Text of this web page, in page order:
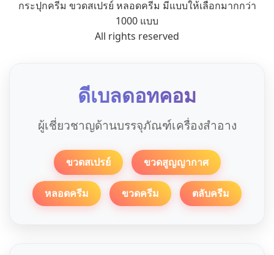
กระปุกครีม ขวดสเปรย์ หลอดครีม มีแบบให้เลือกมากกว่า
1000 แบบ
All rights reserved
ดีเบลดอทคอม
ผู้เชี่ยวชาญด้านบรรจุภัณฑ์เครื่องสำอาง
ขวดสเปรย์ ขวดสูญญากาศ
หลอดครีม ขวดครีม ตลับครีม